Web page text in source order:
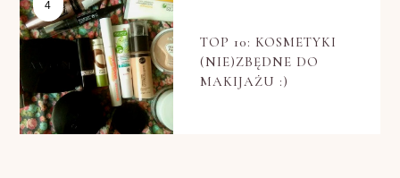
TOP 10: KOSMETYKI
(NIE)ZBĘDNE DO
MAKIJAŻU :)